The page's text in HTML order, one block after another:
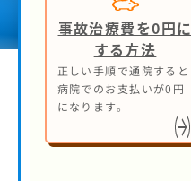
事故治療費を0円に
する方法
正しい手順で通院すると
病院でのお支払いが0円
になります。